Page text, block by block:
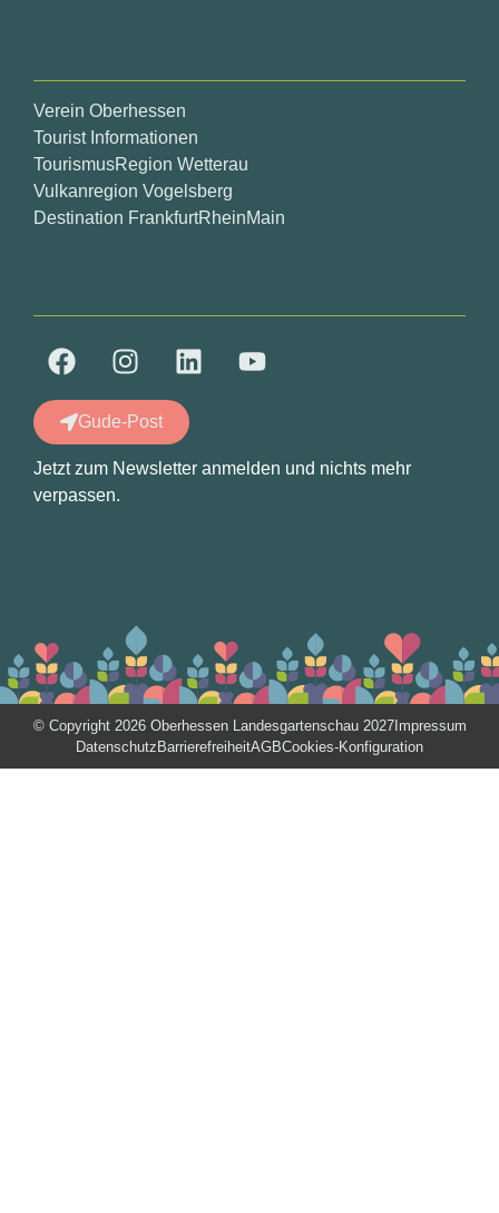
Verein Oberhessen
Tourist Informationen
TourismusRegion Wetterau
Vulkanregion Vogelsberg
Destination FrankfurtRheinMain
Gude-Post
Jetzt zum Newsletter anmelden und nichts mehr
verpassen.
© Copyright 2026 Oberhessen Landesgartenschau 2027Impressum
DatenschutzBarrierefreiheitAGBCookies-Konfiguration